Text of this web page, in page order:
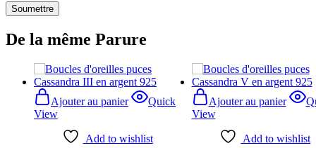
De la même Parure
Ajouter au panier
Quick
View
Add to wishlist
Ajouter au panier
View
Add to wishlist